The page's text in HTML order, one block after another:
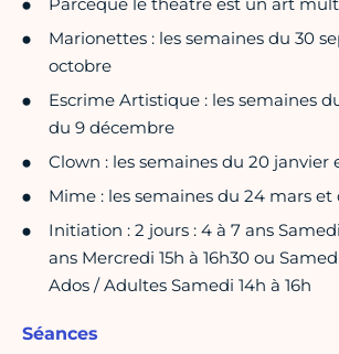
Parceque le théâtre est un art
Marionettes : les semaines du 30
octobre
Escrime Artistique : les semaines
du 9 décembre
Clown : les semaines du 20 janvier
Mime : les semaines du 24 mars et
Initiation : 2 jours : 4 à 7 ans Samedi
ans Mercredi 15h à 16h30 ou
Ados / Adultes Samedi 14h à 16h
Séances